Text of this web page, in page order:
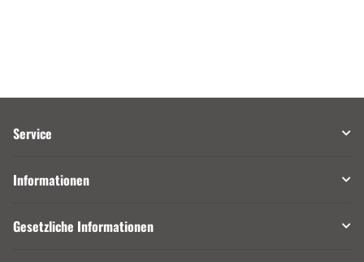
Service
Informationen
Gesetzliche Informationen